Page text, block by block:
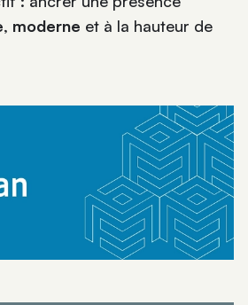
, moderne et à la hauteur de